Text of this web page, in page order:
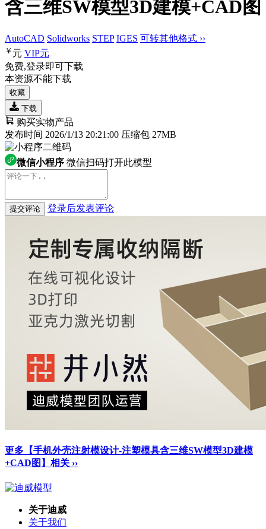
含三维SW模型3D建模+CAD图
AutoCAD Solidworks STEP IGES 可转其他格式 ››
￥ 元 VIP元
免费,登录即可下载
本资源不能下载
收藏
下载
购买实物产品
发布时间 2026/1/13 20:21:00 压缩包 27MB
微信小程序 微信扫码打开此模型
提交评论 登录后发表评论
更多【手机外壳注射模设计-注塑模具含三维SW模型3D建模
+CAD图】相关 ››
关于迪威
关于我们